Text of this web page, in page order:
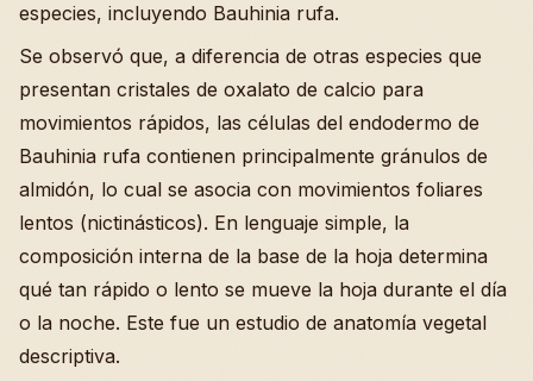
especies, incluyendo Bauhinia rufa.
Se observó que, a diferencia de otras especies que
presentan cristales de oxalato de calcio para
movimientos rápidos, las células del endodermo de
Bauhinia rufa contienen principalmente gránulos de
almidón, lo cual se asocia con movimientos foliares
lentos (nictinásticos). En lenguaje simple, la
composición interna de la base de la hoja determina
qué tan rápido o lento se mueve la hoja durante el día
o la noche. Este fue un estudio de anatomía vegetal
descriptiva.